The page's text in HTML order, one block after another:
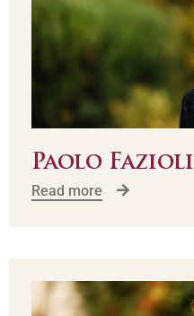
Paolo Fazioli
Read more